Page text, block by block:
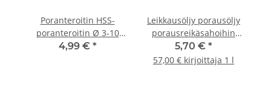
Poranteroitin HSS-
poranteroitin Ø 3-10
mm
4,99 € *
Leikkausöljy porausöljy
porausreikäsahoihin
metallipora 100ml
5,70 € *
57,00 € kirjoittaja 1 l